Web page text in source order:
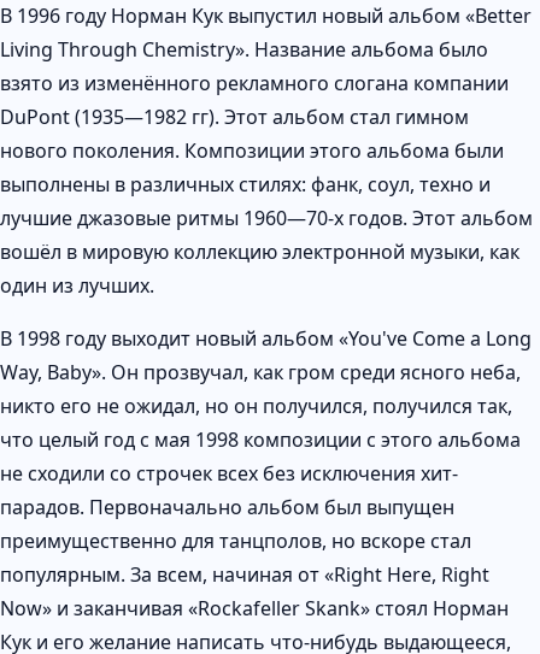
В 1996 году Норман Кук выпустил новый альбом «Better
Living Through Chemistry». Название альбома было
взято из изменённого рекламного слогана компании
DuPont (1935—1982 гг). Этот альбом стал гимном
нового поколения. Композиции этого альбома были
выполнены в различных стилях: фанк, соул, техно и
лучшие джазовые ритмы 1960—70-х годов. Этот альбом
вошёл в мировую коллекцию электронной музыки, как
один из лучших.
В 1998 году выходит новый альбом «You've Come a Long
Way, Baby». Он прозвучал, как гром среди ясного неба,
никто его не ожидал, но он получился, получился так,
что целый год с мая 1998 композиции с этого альбома
не сходили со строчек всех без исключения хит-
парадов. Первоначально альбом был выпущен
преимущественно для танцполов, но вскоре стал
популярным. За всем, начиная от «Right Here, Right
Now» и заканчивая «Rockafeller Skank» стоял Норман
Кук и его желание написать что-нибудь выдающееся,